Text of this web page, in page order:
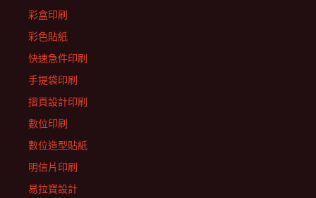
彩盒印刷
彩色貼紙
快速急件印刷
手提袋印刷
摺頁設計印刷
數位印刷
數位造型貼紙
明信片印刷
易拉寶設計